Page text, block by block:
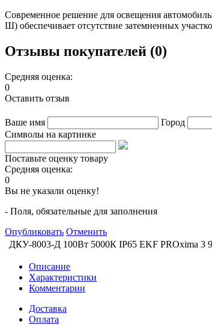
Современное решение для освещения
Ш) обеспечивает отсутствие затемненных
Отзывы покупателей (0)
Средняя оценка:
0
Оставить отзыв
Ваше имя Город
Символы на картинке
Поставьте оценку товару
Средняя оценка:
0
Вы не указали оценку!
- Поля, обязательные для заполнения
Опубликовать Отменить
ДКУ-8003-Д 100Вт 5000К IP65 EKF PROxima 3
Описание
Характеристики
Комментарии
Доставка
Оплата